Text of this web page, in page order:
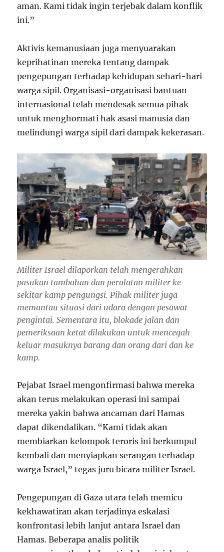
aman. Kami tidak ingin terjebak dalam konflik
ini.”
Aktivis kemanusiaan juga menyuarakan
keprihatinan mereka tentang dampak
pengepungan terhadap kehidupan sehari-hari
warga sipil. Organisasi-organisasi bantuan
internasional telah mendesak semua pihak
untuk menghormati hak asasi manusia dan
melindungi warga sipil dari dampak kekerasan.
Militer Israel dilaporkan telah mengerahkan
pasukan tambahan dan peralatan militer ke
sekitar kamp pengungsi. Pihak militer juga
memantau situasi dari udara dengan pesawat
pengintai. Sementara itu, blokade jalan dan
pemeriksaan ketat dilakukan untuk mencegah
keluar masuknya barang dan orang dari dan ke
kamp.
Pejabat Israel mengonfirmasi bahwa mereka
akan terus melakukan operasi ini sampai
mereka yakin bahwa ancaman dari Hamas
dapat dikendalikan. “Kami tidak akan
membiarkan kelompok teroris ini berkumpul
kembali dan menyiapkan serangan terhadap
warga Israel,” tegas juru bicara militer Israel.
Pengepungan di Gaza utara telah memicu
kekhawatiran akan terjadinya eskalasi
konfrontasi lebih lanjut antara Israel dan
Hamas. Beberapa analis politik